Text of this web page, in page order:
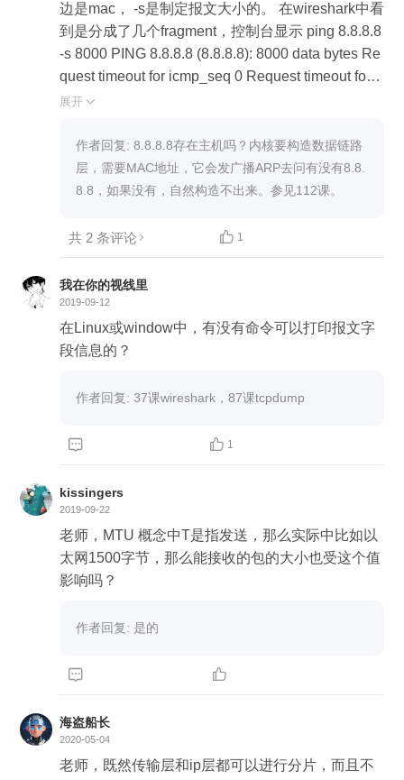
边是mac， -s是制定报文大小的。 在wireshark中看
到是分成了几个fragment，控制台显示 ping 8.8.8.8
-s 8000 PING 8.8.8.8 (8.8.8.8): 8000 data bytes Re
quest timeout for icmp_seq 0 Request timeout for i
cmp_seq 1 Request timeout for icmp_seq 2 Reque
任何过滤器)也没看到错误的报文 是不是因为 中间
路由器或什么设备直接把包丢弃了，并且也没有返
回任何报文。所以我这边抓包看不到任何响应？
展开 
作者回复: 8.8.8.8存在主机吗？内核要构造数据链路
层，需要MAC地址，它会发广播ARP去问有没有8.8.
8.8，如果没有，自然构造不出来。参见112课。
共 2 条评论  1
我在你的视线里
2019-09-12
在Linux或window中，有没有命令可以打印报文字
段信息的？
作者回复: 37课wireshark，87课tcpdump
  1
kissingers
2019-09-22
老师，MTU 概念中T是指发送，那么实际中比如以
太网1500字节，那么能接收的包的大小也受这个值
影响吗？
作者回复: 是的
 
海盗船长
2020-05-04
老师，既然传输层和ip层都可以进行分片，而且不